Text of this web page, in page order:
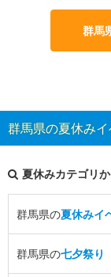
群馬
群馬県の夏休み
夏休みカテゴリ
群馬県の夏休みイ
群馬県の七夕祭り